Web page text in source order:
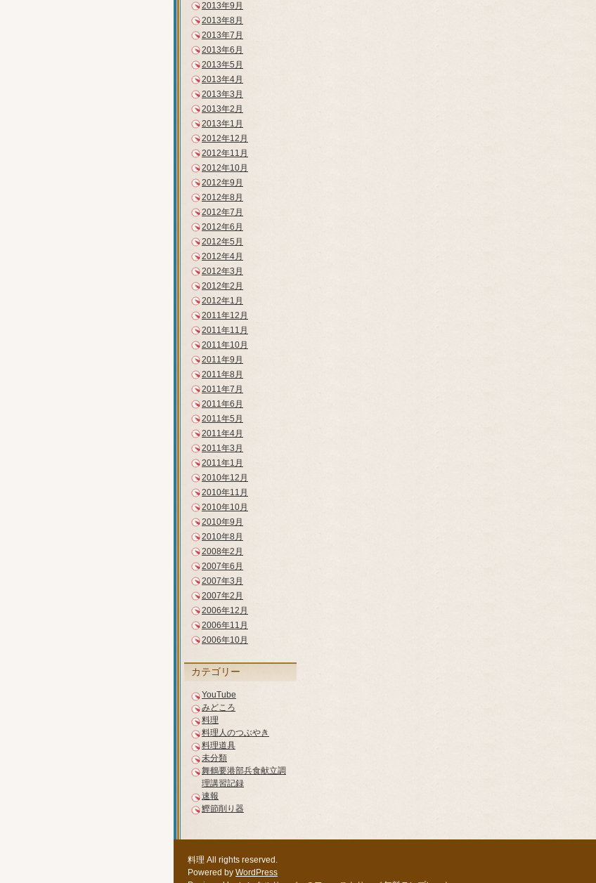
2013年9月
2013年8月
2013年7月
2013年6月
2013年5月
2013年4月
2013年3月
2013年2月
2013年1月
2012年12月
2012年11月
2012年10月
2012年9月
2012年8月
2012年7月
2012年6月
2012年5月
2012年4月
2012年3月
2012年2月
2012年1月
2011年12月
2011年11月
2011年10月
2011年9月
2011年8月
2011年7月
2011年6月
2011年5月
2011年4月
2011年3月
2011年1月
2010年12月
2010年11月
2010年10月
2010年9月
2010年8月
2008年2月
2007年6月
2007年3月
2007年2月
2006年12月
2006年11月
2006年10月
カテゴリー
YouTube
みどころ
料理
料理人のつぶやき
料理道具
未分類
舞鶴要港部兵食献立調
理講習記録
速報
鰹節削り器
料理 All rights reserved.
Powered by WordPress